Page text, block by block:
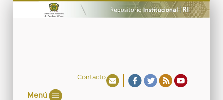
Contacto
Menú